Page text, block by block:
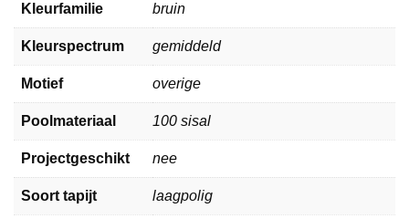
Kleurfamilie bruin
Kleurspectrum gemiddeld
Motief overige
Poolmateriaal 100 sisal
Projectgeschikt nee
Soort tapijt laagpolig